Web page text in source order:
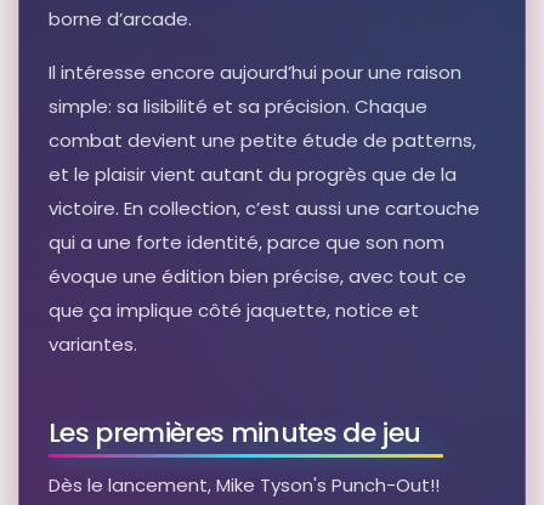
borne d’arcade.
Il intéresse encore aujourd’hui pour une raison
simple: sa lisibilité et sa précision. Chaque
combat devient une petite étude de patterns,
et le plaisir vient autant du progrès que de la
victoire. En collection, c’est aussi une cartouche
qui a une forte identité, parce que son nom
évoque une édition bien précise, avec tout ce
que ça implique côté jaquette, notice et
variantes.
Les premières minutes de jeu
Dès le lancement, Mike Tyson's Punch-Out!!